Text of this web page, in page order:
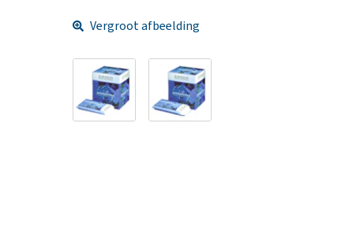
Vergroot afbeelding